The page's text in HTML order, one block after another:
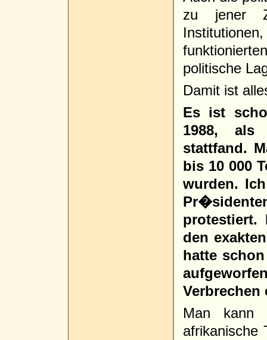
zu jener
politische
Damit ist
Es ist
1988, als
stattfand.
bis 10 000
wurden.
protestiert.
den
hatte
Verbrechen
Man kann
afrikanische